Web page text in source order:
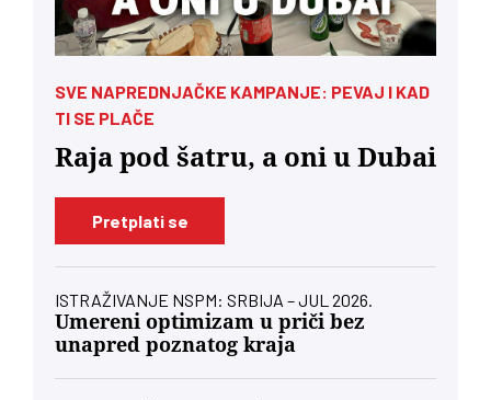
SVE NAPREDNJAČKE KAMPANJE: PEVAJ I KAD
TI SE PLAČE
Raja pod šatru, a oni u Dubai
Pretplati se
ISTRAŽIVANJE NSPM: SRBIJA – JUL 2026.
Umereni optimizam u priči bez
unapred poznatog kraja